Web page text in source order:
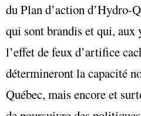
du Plan d’action d’Hydro-
qui sont brandis et qui, aux
l’effet de feux d’artifice
détermineront la capacité
Québec, mais encore et